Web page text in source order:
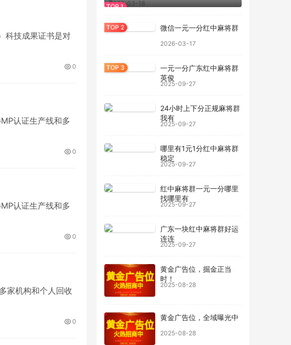
科技成果证书是对
0
认证生产线和多
0
认证生产线和多
0
机构和个人回收
0
2026-03-18
微信一元一分红中麻将群
2026-03-17
一元一分广东红中麻将群
英俊
2025-09-27
24小时上下分正规麻将群
我有
2025-09-27
哪里有1元1分红中麻将群
稳定
2025-09-27
红中麻将群一元一分哪里
找哪里有
2025-09-27
广东一块红中麻将群好运
连连
2025-09-27
黄金广告位，掘金正当
时！
2025-08-28
黄金广告位，全域曝光中
2025-08-28